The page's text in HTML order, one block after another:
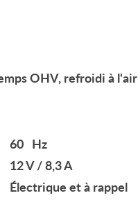
OHV, refroidi à l'air
60 Hz
12 V / 8,3 A
Électrique et à rappel